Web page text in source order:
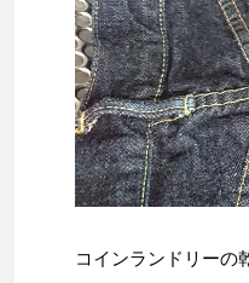
コインランドリーの